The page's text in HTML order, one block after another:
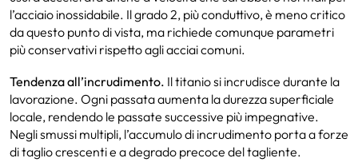
l’acciaio inossidabile. Il grado 2, più conduttivo, è meno critico
da questo punto di vista, ma richiede comunque parametri
più conservativi rispetto agli acciai comuni.
Tendenza all’incrudimento. Il titanio si incrudisce durante la
lavorazione. Ogni passata aumenta la durezza superficiale
locale, rendendo le passate successive più impegnative.
Negli smussi multipli, l’accumulo di incrudimento porta a forze
di taglio crescenti e a degrado precoce del tagliente.